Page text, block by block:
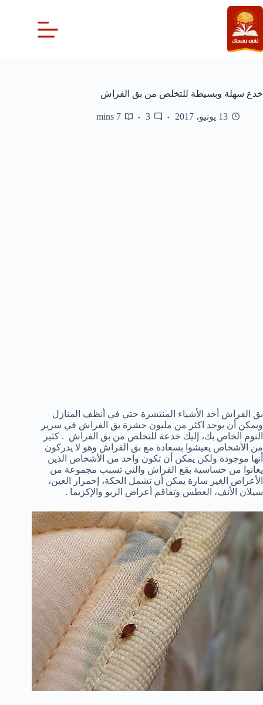
التجاوز
إلى
المحتوى
خدع سهلة وبسيطة للتخلص من بق الفراش
13 يونيو، 2017 3
7 mins
بق الفراش أحد الأشياء المنتشرة حتي في أنظف المنازل
ويمكن أن يوجد اكثر من مليون حشرة بق الفراش في سرير
النوم الخاص بك، إليك خدعة للتخلص من بق الفراش . كثير
من الأشخاص يعيشوا بسعادة مع بق الفراش وهو لا يدركون
أنها موجودة ولكن يمكن أن تكون واحد من الأشخاص الذين
يعانوا من حساسية بقع الفراش والتي تسبب مجموعة من
الأعراض الغير سارة يمكن أن تشمل الحكة، إحمرار العين،
سيلان الأنف، العطس وتفاقم أعراض الربو والإكزيما .